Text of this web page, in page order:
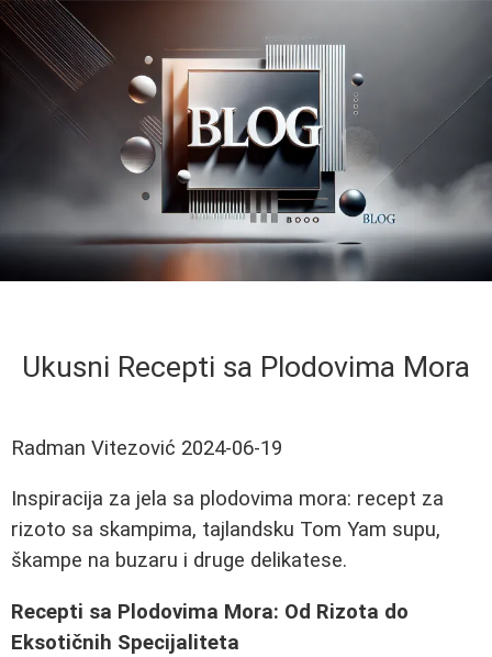
Ukusni Recepti sa Plodovima Mora
Radman Vitezović 2024-06-19
Inspiracija za jela sa plodovima mora: recept za
rizoto sa skampima, tajlandsku Tom Yam supu,
škampe na buzaru i druge delikatese.
Recepti sa Plodovima Mora: Od Rizota do
Eksotičnih Specijaliteta